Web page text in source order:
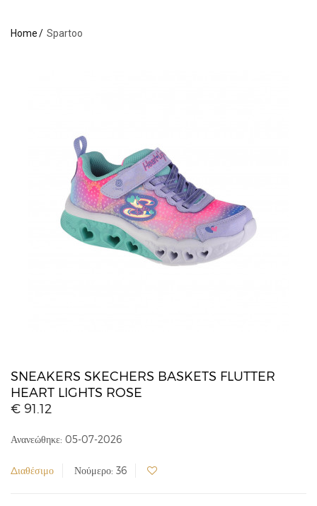
Home Spartoo
SNEAKERS SKECHERS BASKETS FLUTTER
HEART LIGHTS ROSE
€ 91.12
Ανανεώθηκε: 05-07-2026
Διαθέσιμο Νούμερο: 36